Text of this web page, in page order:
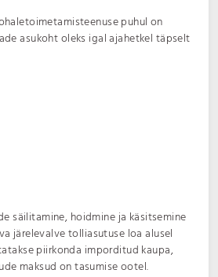
puhul on
asukoht oleks igal ajahetkel täpselt
säilitamine, hoidmine ja käsitsemine
järelevalve tolliasutuse loa alusel
piirkonda imporditud kaupa,
maksud on tasumise ootel.